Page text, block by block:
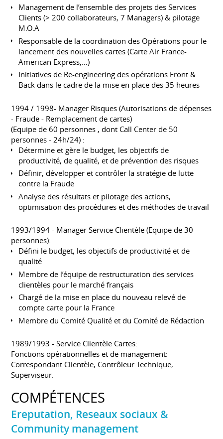
Management de l’ensemble des projets des Services
Clients (> 200 collaborateurs, 7 Managers) & pilotage
M.O.A
Responsable de la coordination des Opérations pour le
lancement des nouvelles cartes (Carte Air France-
American Express,…)
Initiatives de Re-engineering des opérations Front &
Back dans le cadre de la mise en place des 35 heures
1994 / 1998- Manager Risques (Autorisations de dépenses
- Fraude - Remplacement de cartes)
(Equipe de 60 personnes , dont Call Center de 50
personnes - 24h/24) :
Détermine et gère le budget, les objectifs de
productivité, de qualité, et de prévention des risques
Définir, développer et contrôler la stratégie de lutte
contre la Fraude
Analyse des résultats et pilotage des actions,
optimisation des procédures et des méthodes de travail
1993/1994 - Manager Service Clientèle (Equipe de 30
personnes):
Défini le budget, les objectifs de productivité et de
qualité
Membre de l’équipe de restructuration des services
clientèles pour le marché français
Chargé de la mise en place du nouveau relevé de
compte carte pour la France
Membre du Comité Qualité et du Comité de Rédaction
1989/1993 - Service Clientèle Cartes:
Fonctions opérationnelles et de management:
Correspondant Clientèle, Contrôleur Technique,
Superviseur.
COMPÉTENCES
Ereputation, Reseaux sociaux &
Community management